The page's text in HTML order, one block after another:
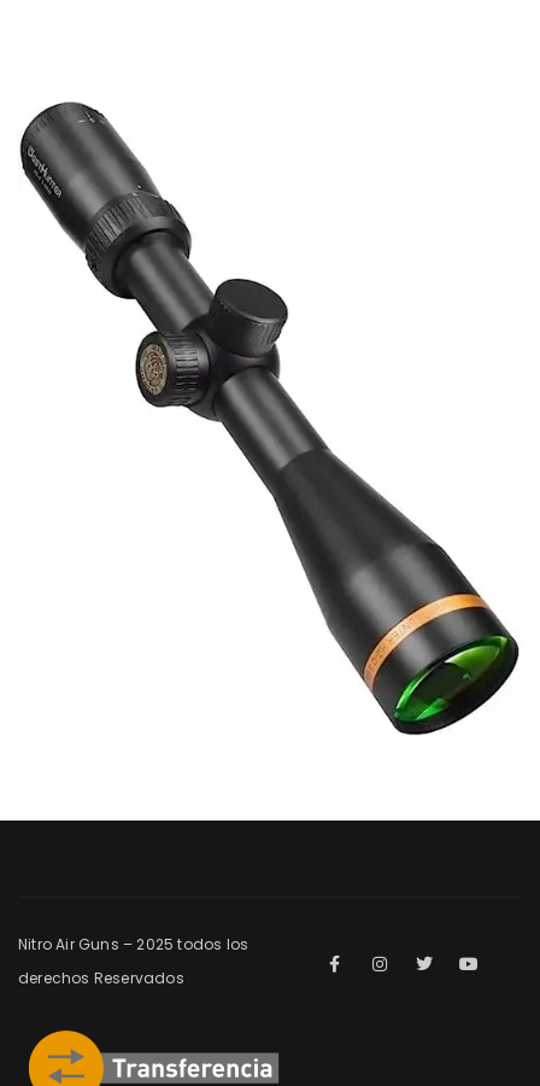
Nitro Air Guns – 2025 todos los
derechos Reservados